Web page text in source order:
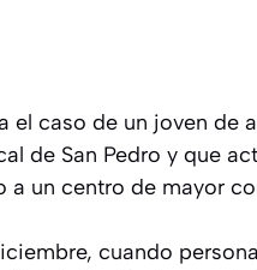
el caso de un joven de
de San Pedro y que
a un centro de mayor
cuando